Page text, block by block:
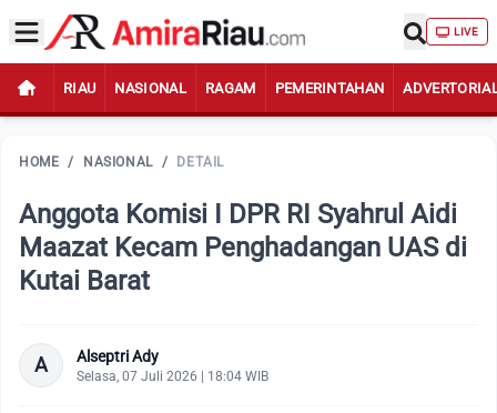
LIVE
RIAU NASIONAL RAGAM PEMERINTAHAN
HOME / NASIONAL / DETAIL
Anggota Komisi I DPR RI Syahrul Aidi
Maazat Kecam Penghadangan UAS di
Kutai Barat
A Alseptri Ady
Selasa, 07 Juli 2026 | 18:04 WIB